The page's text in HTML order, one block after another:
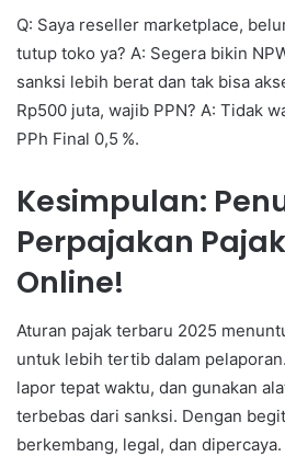
Q: Saya reseller marketplace,
tutup toko ya? A: Segera bikin
sanksi lebih berat dan tak bisa
Rp500 juta, wajib PPN? A: Tidak
PPh Final 0,5 %.
Kesimpulan:
Perpajakan
Online!
Aturan pajak terbaru 2025
untuk lebih tertib dalam
lapor tepat waktu, dan gunakan
terbebas dari sanksi. Dengan
berkembang, legal, dan